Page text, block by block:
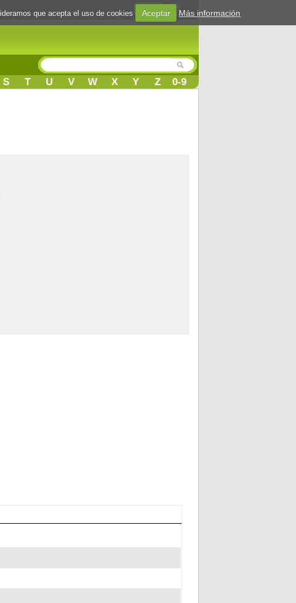
Login
S T U V W X Y Z 0-9
que acepta el uso de cookies Aceptar Más información